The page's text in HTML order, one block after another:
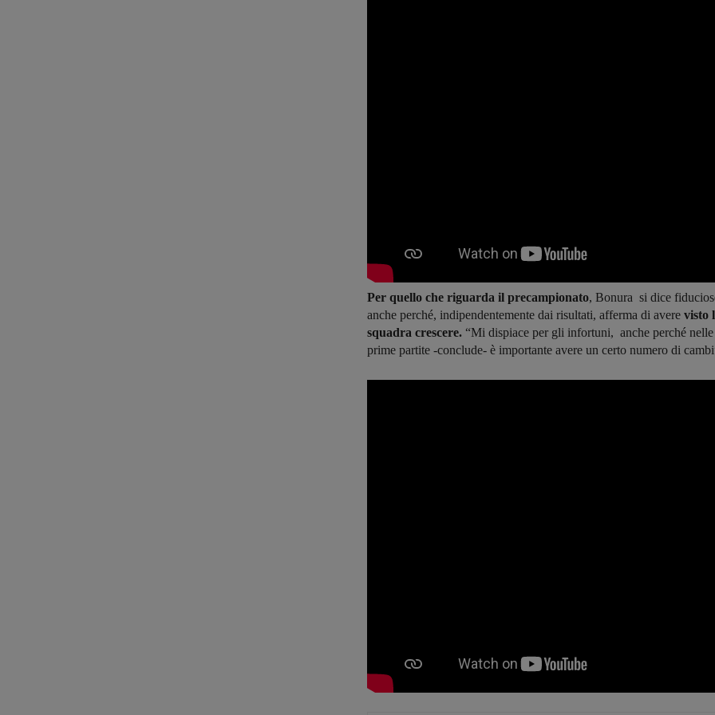
Per quello che riguarda il precampionato, Bonura si dice
anche perché, indipendentemente dai risultati, afferma di avere visto
squadra crescere. “Mi dispiace per gli infortuni, anche perché nelle
prime partite -conclude- è importante avere un certo numero di